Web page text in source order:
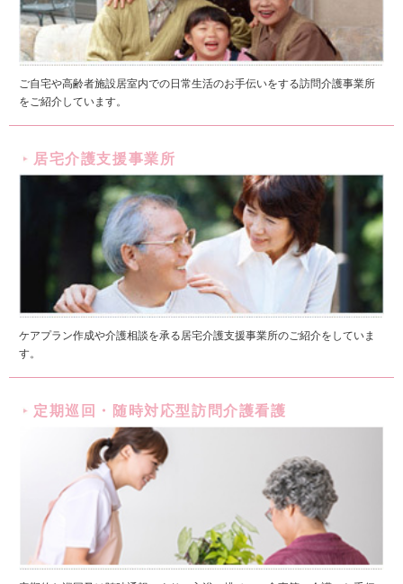
ご自宅や高齢者施設居室内での日常生活のお手伝いをする訪問介護事業所
をご紹介しています。
居宅介護支援事業所
ケアプラン作成や介護相談を承る居宅介護支援事業所のご紹介をしていま
す。
定期巡回・随時対応型訪問介護看護